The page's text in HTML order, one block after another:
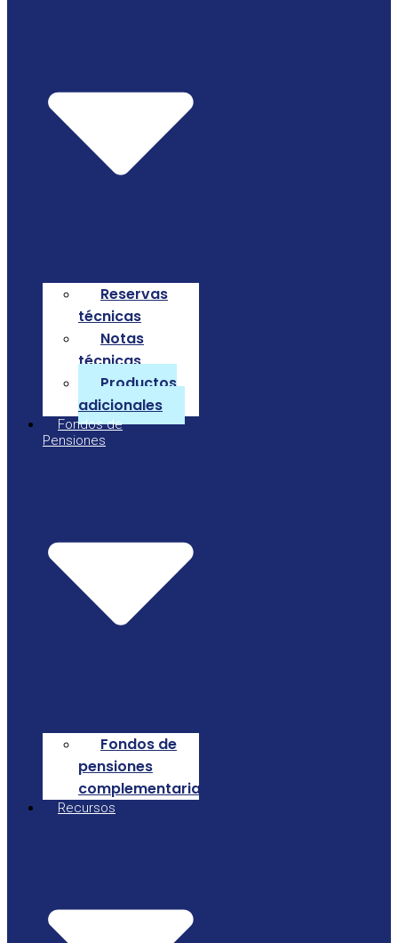
Reservas
técnicas
Notas
técnicas
Productos
adicionales
Fondos de
Pensiones
Fondos de
pensiones
complementarias
Recursos